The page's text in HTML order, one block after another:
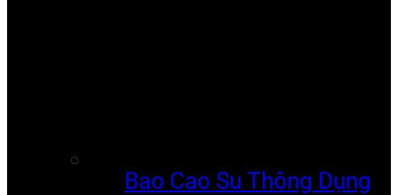
Bao Cao Su Thông Dụng